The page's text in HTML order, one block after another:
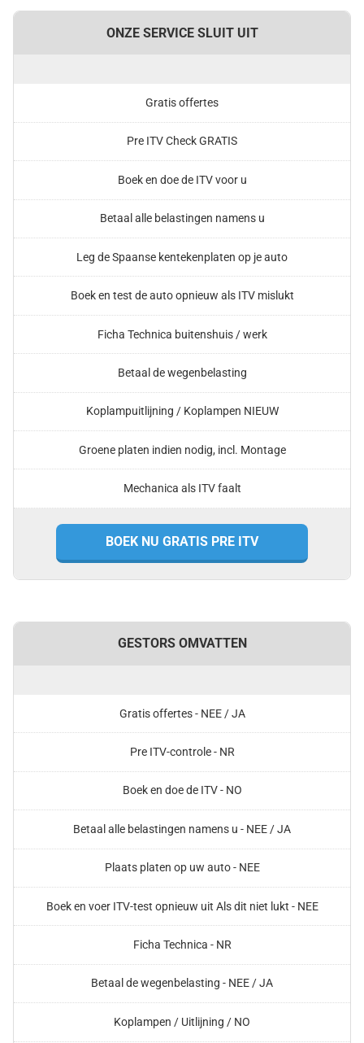
ONZE SERVICE SLUIT UIT
Gratis offertes
Pre ITV Check GRATIS
Boek en doe de ITV voor u
Betaal alle belastingen namens u
Leg de Spaanse kentekenplaten op je auto
Boek en test de auto opnieuw als ITV mislukt
Ficha Technica buitenshuis / werk
Betaal de wegenbelasting
Koplampuitlijning / Koplampen NIEUW
Groene platen indien nodig, incl. Montage
Mechanica als ITV faalt
BOEK NU GRATIS PRE ITV
GESTORS OMVATTEN
Gratis offertes - NEE / JA
Pre ITV-controle - NR
Boek en doe de ITV - NO
Betaal alle belastingen namens u - NEE / JA
Plaats platen op uw auto - NEE
Boek en voer ITV-test opnieuw uit Als dit niet lukt - NEE
Ficha Technica - NR
Betaal de wegenbelasting - NEE / JA
Koplampen / Uitlijning / NO